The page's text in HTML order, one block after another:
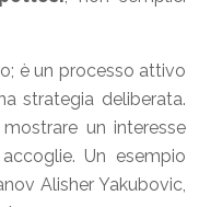
è un processo attivo
strategia deliberata.
un interesse
Un esempio
Alisher Yakubovic,